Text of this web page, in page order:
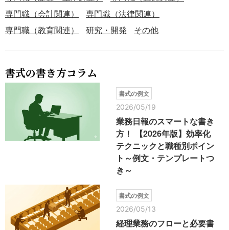
専門職（会計関連）
専門職（法律関連）
専門職（教育関連）
研究・開発 その他
書式の書き方コラム
書式の例文
2026/05/19
業務日報のスマートな書き
方！ 【2026年版】効率化
テクニックと職種別ポイン
ト～例文・テンプレートつ
き～
書式の例文
2026/05/13
経理業務のフローと必要書